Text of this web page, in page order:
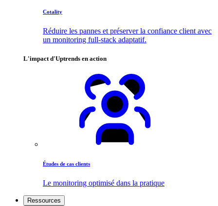
Cotality
Réduire les pannes et préserver la confiance client avec
un monitoring full-stack adaptatif.
L'impact d'Uptrends en action
Études de cas clients
Le monitoring optimisé dans la pratique
Ressources